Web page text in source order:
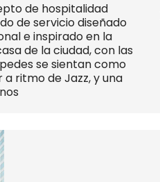
de hospitalidad
de servicio diseñado
e inspirado en la
de la ciudad, con las
se sientan como
ritmo de Jazz, y una